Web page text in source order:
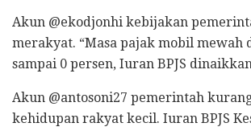
Akun @ekodjonhi kebijakan
merakyat. “Masa pajak mobil mewah
sampai 0 persen, Iuran BPJS
Akun @antosoni27 pemerintah
kehidupan rakyat kecil. Iuran BPJS